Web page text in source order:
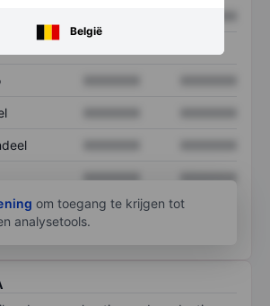
België
XXXXXXX
XXXXXXX
om toegang te krijgen tot
analysetools.